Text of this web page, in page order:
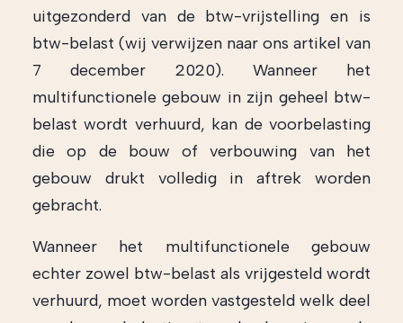
uitgezonderd van de btw-vrijstelling en is
btw-belast (wij verwijzen naar ons artikel van
7 december 2020). Wanneer het
multifunctionele gebouw in zijn geheel btw-
belast wordt verhuurd, kan de voorbelasting
die op de bouw of verbouwing van het
gebouw drukt volledig in aftrek worden
gebracht.
Wanneer het multifunctionele gebouw
echter zowel btw-belast als vrijgesteld wordt
verhuurd, moet worden vastgesteld welk deel